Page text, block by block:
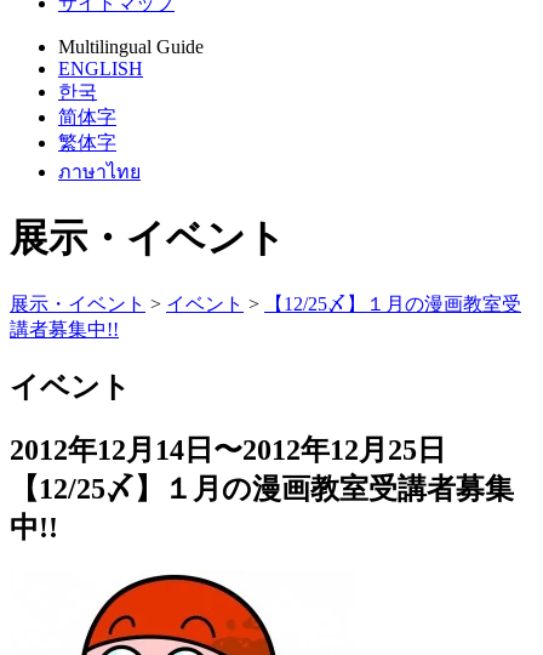
Multilingual Guide
ENGLISH
한국
简体字
繁体字
ภาษาไทย
展示・イベント
展示・イベント > イベント >
【12/25〆】１月の漫画教室受
講者募集中!!
イベント
2012年12月14日〜2012年12月25日
【12/25〆】１月の漫画教室受講者募集
中!!